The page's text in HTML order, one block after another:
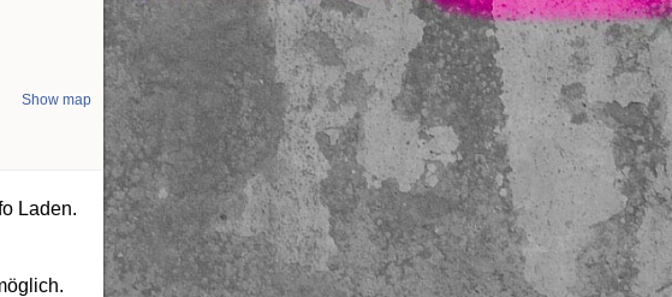
Show map
Laden.